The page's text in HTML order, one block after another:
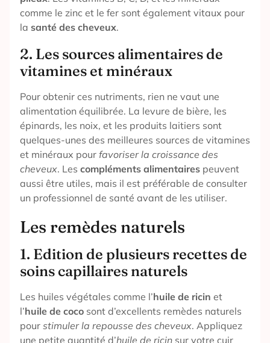
comme le zinc et le fer sont également vitaux pour
la santé des cheveux.
2. Les sources alimentaires de
vitamines et minéraux
Pour obtenir ces nutriments, rien ne vaut une
alimentation équilibrée. La levure de bière, les
épinards, les noix, et les produits laitiers sont
quelques-unes des meilleures sources de vitamines
et minéraux pour favoriser la croissance des
cheveux. Les compléments alimentairespeuvent
aussi être utiles, mais il est préférable de consulter
un professionnel de santé avant de les utiliser.
Les remèdes naturels
1. Edition de plusieurs recettes de
soins capillaires naturels
Les huiles végétales comme l’huile de ricin et
l’huile de cocosont d’excellents remèdes naturels
pour stimuler la repousse des cheveux. Appliquez
une petite quantité d’huile de ricinsur votre cuir